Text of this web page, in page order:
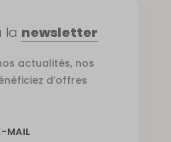
la newsletter
actualités, nos
d’offres
MAIL